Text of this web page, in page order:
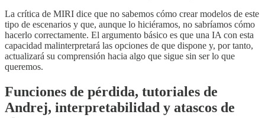
La crítica de MIRI dice que no sabemos cómo crear modelos de este
tipo de escenarios y que, aunque lo hiciéramos, no sabríamos cómo
hacerlo correctamente. El argumento básico es que una IA con esta
capacidad malinterpretará las opciones de que dispone y, por tanto,
actualizará su comprensión hacia algo que sigue sin ser lo que
queremos.
Funciones de pérdida, tutoriales de
Andrej, interpretabilidad y atascos de